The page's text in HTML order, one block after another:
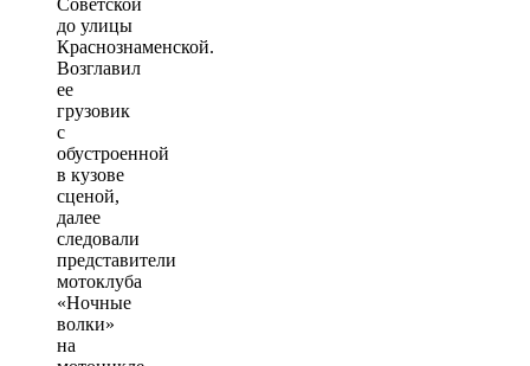
Советской
до улицы
Краснознаменской.
Возглавил
ее
грузовик
с
обустроенной
в кузове
сценой,
далее
следовали
представители
мотоклуба
«Ночные
волки»
на